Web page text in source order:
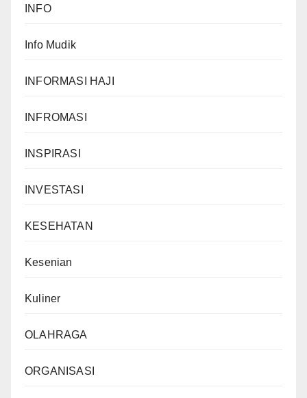
INFO
Info Mudik
INFORMASI HAJI
INFROMASI
INSPIRASI
INVESTASI
KESEHATAN
Kesenian
Kuliner
OLAHRAGA
ORGANISASI